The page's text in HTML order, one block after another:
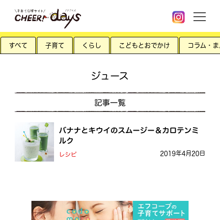
すべて 子育て くらし こどもとおでかけ コラム・
ジュース
記事一覧
バナナとキウイのスムージー＆カロテンミ
ルク
レシピ 2019年4月20日